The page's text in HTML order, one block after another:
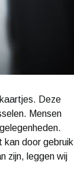
Deze
Mensen
kan door gebruik
zijn, leggen wij